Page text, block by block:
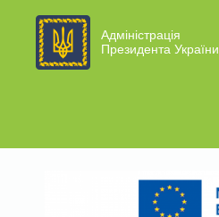
Адміністрація
Президента України